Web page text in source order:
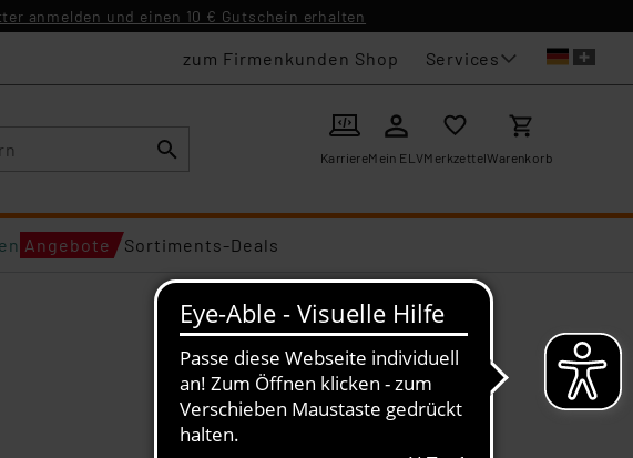
anmelden und einen 10 € Gutschein erhalten
zum Firmenkunden Shop Services
KarriereMein ELVMerkzettelWarenkorb
Angebote Sortiments-Deals